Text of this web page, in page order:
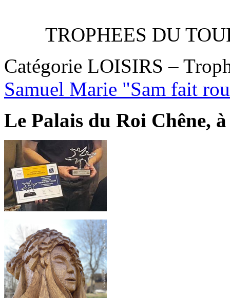
TROPHEES DU
Catégorie LOISIRS –
Samuel Marie "Sam fait
Le Palais du Roi Chêne,